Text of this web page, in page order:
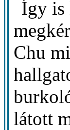
Így is
Chu
látott